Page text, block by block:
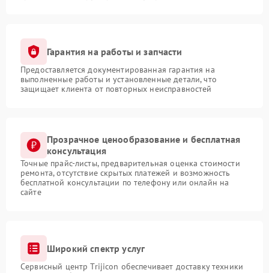
Гарантия на работы и запчасти
Предоставляется документированная гарантия на
выполненные работы и установленные детали, что
защищает клиента от повторных неисправностей
Прозрачное ценообразование и бесплатная
консультация
Точные прайс-листы, предварительная оценка стоимости
ремонта, отсутствие скрытых платежей и возможность
бесплатной консультации по телефону или онлайн на
сайте
Широкий спектр услуг
Сервисный центр Trijicon обеспечивает доставку техники